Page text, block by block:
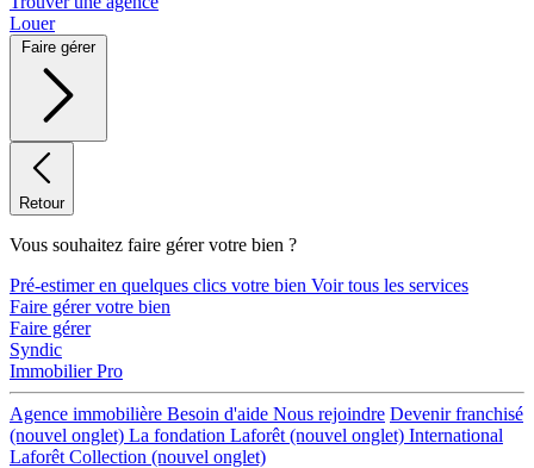
Louer
Faire gérer
Retour
Vous souhaitez faire gérer votre bien ?
Pré-estimer en quelques clics votre bien Voir tous les services
Faire gérer votre bien
Faire gérer
Syndic
Immobilier Pro
Agence immobilière Besoin d'aide Nous rejoindre Devenir franchisé
(nouvel onglet) La fondation Laforêt (nouvel onglet) International
Laforêt Collection (nouvel onglet)